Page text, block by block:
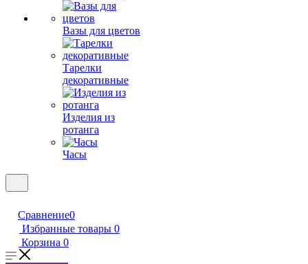
Вазы для цветов
Тарелки
декоративные
Изделия из
ротанга
Часы
Сравнение0
Избранные товары 0
Корзина 0